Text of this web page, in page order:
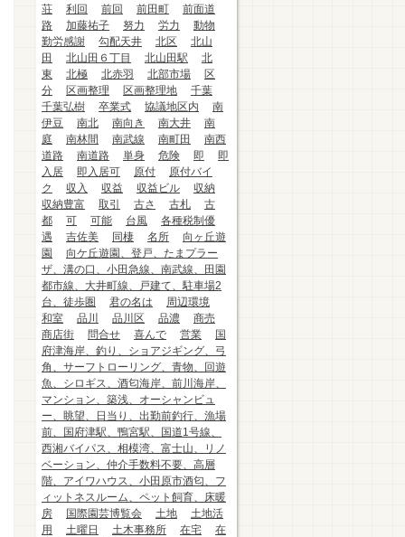
荘
利回 前回 前田町
前面道
路
加藤祐子 努力 労力
動物
勤労感謝
勾配天井 北区
北山
田
北山田６丁目 北山田駅
北
東
北極 北赤羽 北部市場
区
分
区画整理 区画整理地
千葉
千葉弘樹
卒業式 協議地区内
南
伊豆
南北 南向き 南大井
南
庭
南林間 南武線 南町田
南西
道路
南道路 単身 危険 即
即
入居
即入居可 原付
原付バイ
ク
収入 収益 収益ビル
収納
収納豊富
取引 古さ 古札
古
都
可 可能 台風
各種税制優
遇
吉佐美 同棲 名所
向ヶ丘遊
園
向ケ丘遊園、登戸、たまプラー
ザ、溝の口、小田急線、南武線、田園
都市線、大井町線、戸建て、駐車場2
台、徒歩圏
君の名は
周辺環境
和室
品川 品川区 品濃
商売
商店街
問合せ 喜んで 営業
国
府津海岸、釣り、ショアジギング、弓
角、サーフトローリング、青物、回遊
魚、シロギス、酒匂海岸、前川海岸、
マンション、築浅、オーシャンビュ
ー、眺望、日当り、出勤前釣行、漁場
前、国府津駅、鴨宮駅、国道1号線、
西湘バイパス、相模湾、富士山、リノ
ベーション、仲介手数料不要、高層
階、アイワハウス、小田原市酒匂、フ
ィットネスルーム、ペット飼育、床暖
房
国際園芸博覧会 土地
土地活
用
土曜日 土木事務所 在宅
在